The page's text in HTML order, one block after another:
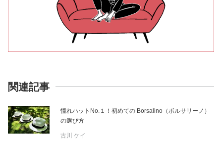
関連記事
憧れハットNo.１！初めての Borsalino（ボルサリーノ）
の選び方
古川 ケイ